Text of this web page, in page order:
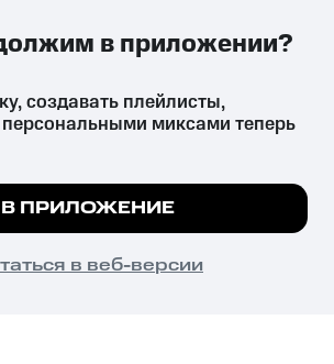
ПРИЛОЖЕНИЕ
их аналогов причиняет вред здоровью,
запрещён и влечёт установленную
куки, чтобы на сайте все
ПОНЯТНО
создавать плейлисты,
миксами теперь
В ПРИЛОЖЕНИЕ
в веб-версии